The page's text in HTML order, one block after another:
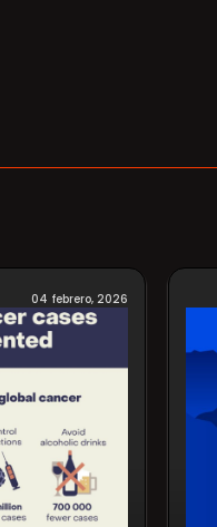
04 febrero, 2026